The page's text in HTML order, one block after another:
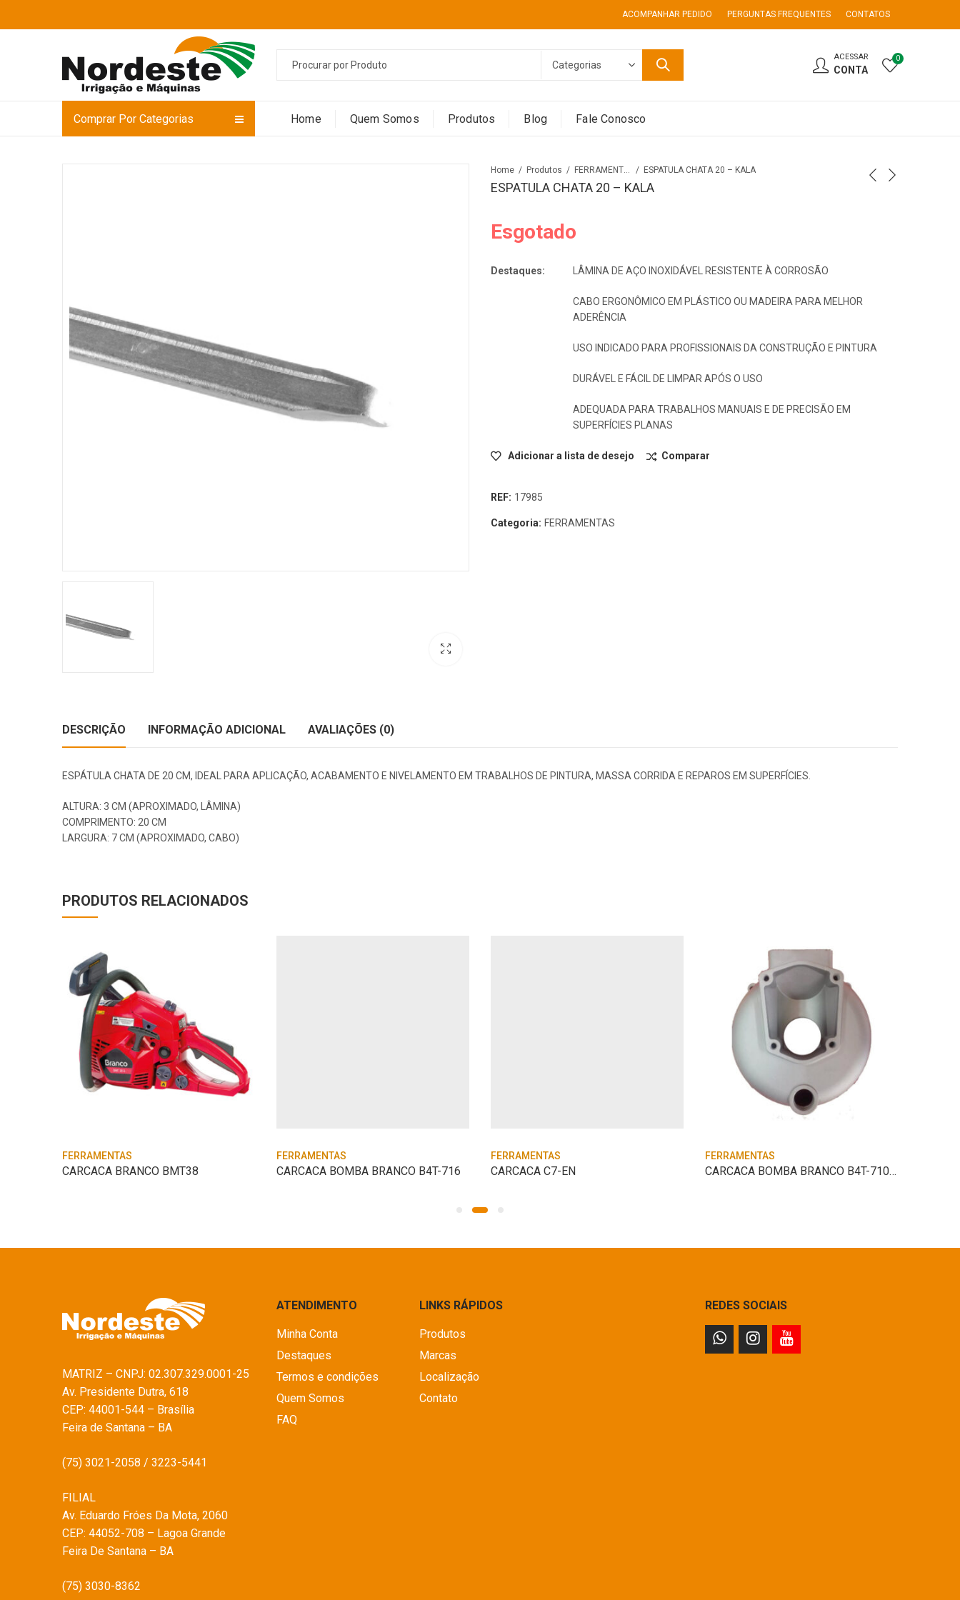
ACOMPANHAR PEDIDO PERGUNTAS FREQUENTES CONTATOS
ACESSAR
CONTA
0
Comprar Por Categorias Home Quem Somos Produtos Blog Fale Conosco
Home Produtos FERRAMENTAS ESPATULA CHATA 20 – KALA
ESPATULA CHATA 20 – KALA
Esgotado
Destaques: LÂMINA DE AÇO INOXIDÁVEL RESISTENTE À CORROSÃO
CABO ERGONÔMICO EM PLÁSTICO OU MADEIRA PARA MELHOR
ADERÊNCIA
USO INDICADO PARA PROFISSIONAIS DA CONSTRUÇÃO E PINTURA
DURÁVEL E FÁCIL DE LIMPAR APÓS O USO
ADEQUADA PARA TRABALHOS MANUAIS E DE PRECISÃO EM
SUPERFÍCIES PLANAS
Adicionar a lista de desejo Comparar
REF: 17985
Categoria: FERRAMENTAS
DESCRIÇÃO INFORMAÇÃO ADICIONAL AVALIAÇÕES (0)
ESPÁTULA CHATA DE 20 CM, IDEAL PARA APLICAÇÃO, ACABAMENTO E NIVELAMENTO EM TRABALHOS DE PINTURA, MASSA CORRIDA E REPAROS EM SUPERFÍCIES.
ALTURA: 3 CM (APROXIMADO, LÂMINA)
COMPRIMENTO: 20 CM
LARGURA: 7 CM (APROXIMADO, CABO)
PRODUTOS RELACIONADOS
FERRAMENTAS
CARCACA BRANCO BMT38
FERRAMENTAS
CARCACA BOMBA BRANCO B4T-716
FERRAMENTAS
CARCACA C7-EN
FERRAMENTAS
CARCACA BOMBA BRANCO B4T-710 2″
MATRIZ – CNPJ: 02.307.329.0001-25
Av. Presidente Dutra, 618
CEP: 44001-544 – Brasília
Feira de Santana – BA
(75) 3021-2058 / 3223-5441
FILIAL
Av. Eduardo Fróes Da Mota, 2060
CEP: 44052-708 – Lagoa Grande
Feira De Santana – BA
(75) 3030-8362
ATENDIMENTO
Minha Conta
Destaques
Termos e condições
Quem Somos
FAQ
LINKS RÁPIDOS
Produtos
Marcas
Localização
Contato
REDES SOCIAIS